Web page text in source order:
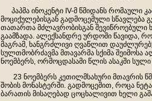
პაპმა ინოკენტი IV-მ წმიდანს რომაული
მოციქულებისგან გადმოცემული სწავლება
თათართა მძლავრობისგან შევიწროებული
გაამზადა. ალექსანდრე ურდოში წავიდა,
მაგრამ, ხანგრძლივი ღვაწლით
სულთმობრძავმა მთავარმა სქიმა შეიმოსა
ნოემბერს, ორმოცდასამი წლის ასაკში
23 ნოემბერს კეთილმსახური მთავრის
შობის მონასტერში. გადმოცემით, როცა
ბარათის მისაღებად ცოცხალივით ხელი